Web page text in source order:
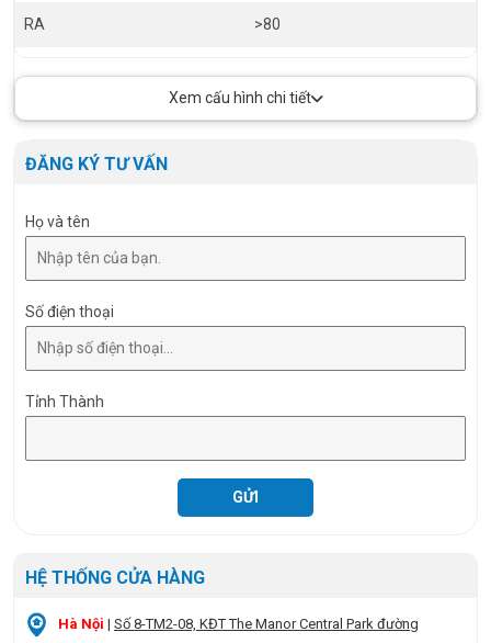
RA >80
Quy cách đóng gói
Xem cấu hình chi tiết
ĐĂNG KÝ TƯ VẤN
Họ và tên
Số điện thoại
Tỉnh Thành
HỆ THỐNG CỬA HÀNG
Hà Nội | Số 8-TM2-08, KĐT The Manor Central Park đường